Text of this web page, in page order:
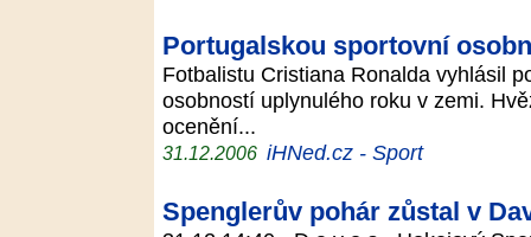
Portugalskou sportovní
Fotbalistu Cristiana Ronalda vyhlásil
osobností uplynulého roku v zemi.
ocenění...
31.12.2006 iHNed.cz - Sport
Spenglerův pohár zůstal v